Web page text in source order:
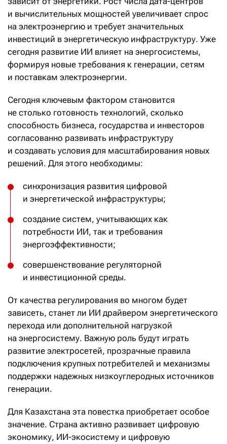
и вычислительных мощностей увеличивает спрос
на электроэнергию и требует значительных
инвестиций в энергетическую инфраструктуру. Уже
сегодня развитие ИИ влияет на энергосистемы,
формируя новые требования к генерации, сетям
и поставкам электроэнергии.
Сегодня ключевым фактором становится
не столько готовность технологий, сколько
способность бизнеса, государства и инвесторов
согласованно развивать инфраструктуру
и создавать условия для масштабирования новых
решений. Для этого необходимы:
синхронизация развития цифровой
и энергетической инфраструктуры;
создание систем, учитывающих как
потребности ИИ, так и требования
энергоэффективности;
совершенствование регуляторной
и инвестиционной среды.
От качества регулирования во многом будет
зависеть, станет ли ИИ драйвером энергетического
перехода или дополнительной нагрузкой
на энергосистему. Важную роль будут играть
развитие электросетей, прозрачные правила
подключения крупных потребителей и механизмы
поддержки надежных низкоуглеродных источников
генерации.
Для Казахстана эта повестка приобретает особое
значение. Страна активно развивает цифровую
экономику, ИИ-экосистему и цифровую